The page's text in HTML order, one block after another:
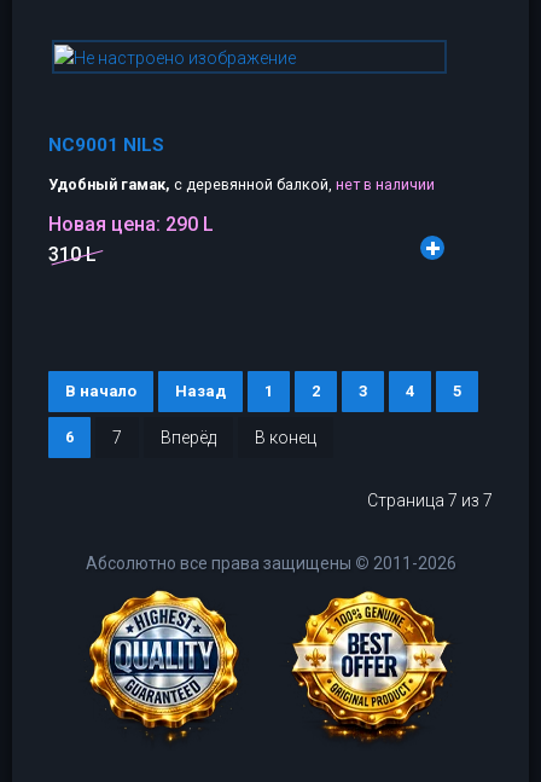
NC9001 NILS
Удобный гамак, с деревянной балкой, нет в наличии
Новая цена: 290 L
310 L
В начало Назад 1 2 3 4 5
6 7 Вперёд В конец
Страница 7 из 7
Абсолютно все права защищены © 2011-2026